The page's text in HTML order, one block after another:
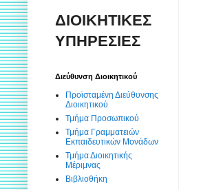
ΔΙΟΙΚΗΤΙΚΕΣ
ΥΠΗΡΕΣΙΕΣ
Διεύθυνση Διοικητικού
Προϊσταμένη Διεύθυνσης
Διοικητικού
Τμήμα Προσωπικού
Τμήμα Γραμματειών
Εκπαιδευτικών Μονάδων
Τμήμα Διοικητικής
Μέριμνας
Βιβλιοθήκη